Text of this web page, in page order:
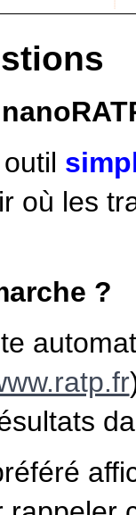
où les
?